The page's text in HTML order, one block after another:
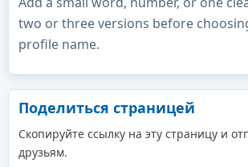
two or three versions before
profile name.
Поделиться страницей
Скопируйте ссылку на эту страницу и
друзьям.